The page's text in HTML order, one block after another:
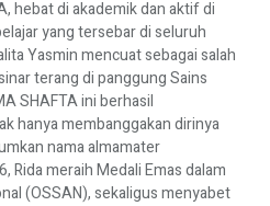
hebat di akademik dan aktif di
yang tersebar di seluruh
Yasmin mencuat sebagai salah
terang di panggung Sains
SHAFTA ini berhasil
hanya membanggakan dirinya
nama almamater
Rida meraih Medali Emas dalam
(OSSAN), sekaligus menyabet